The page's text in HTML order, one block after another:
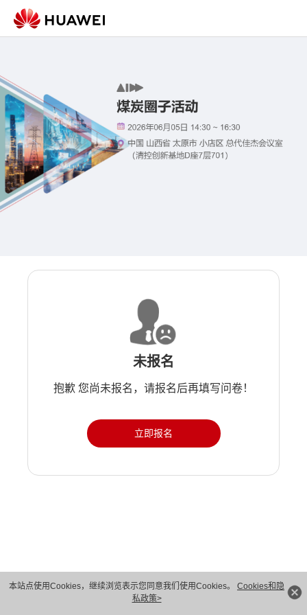
本站点使用Cookies，继续浏览表示您同意我们使用Cookies。 Cookies和隐
私政策>
未报名
抱歉 您尚未报名，请报名后再填写问卷！
立即报名
版权所有 © 华为技术有限公司 1998-2026。 保留一切权利。粤A2-20044005号
隐私保护
法律声明